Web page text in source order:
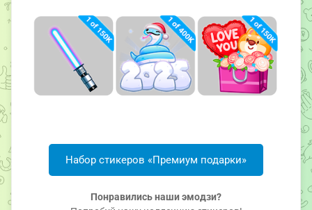
Набор стикеров «Премиум подарки»
Понравились наши эмодзи?